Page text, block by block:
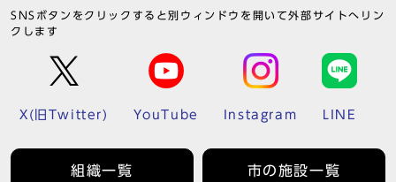
SNSボタンをクリックすると別ウィンドウを開いて外部サイトへリン
クします
X(旧Twitter) YouTube Instagram LINE
組織一覧 市の施設一覧